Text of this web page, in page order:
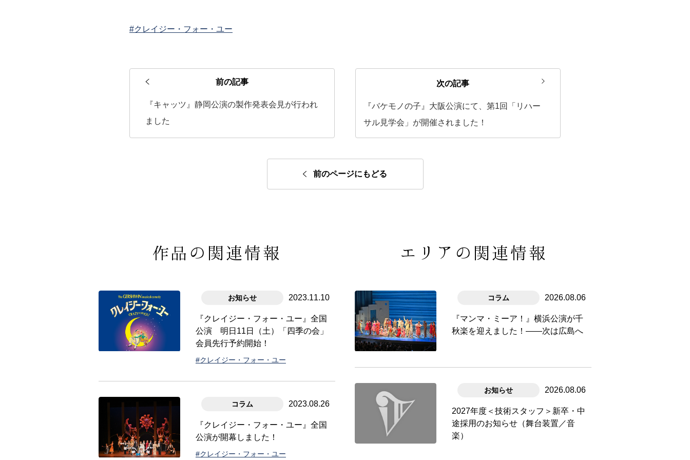
#クレイジー・フォー・ユー
前の記事
『キャッツ』静岡公演の製作発表会見が行われ
ました
次の記事
『バケモノの子』大阪公演にて、第1回「リハー
サル見学会」が開催されました！
前のページにもどる
作品の関連情報
お知らせ 2023.11.10
『クレイジー・フォー・ユー』全国
公演 明日11日（土）「四季の会」
会員先行予約開始！
#クレイジー・フォー・ユー
コラム 2023.08.26
『クレイジー・フォー・ユー』全国
公演が開幕しました！
#クレイジー・フォー・ユー
エリアの関連情報
コラム 2026.08.06
『マンマ・ミーア！』横浜公演が千
秋楽を迎えました！――次は広島へ
お知らせ 2026.08.06
2027年度＜技術スタッフ＞新卒・中
途採用のお知らせ（舞台装置／音
楽）